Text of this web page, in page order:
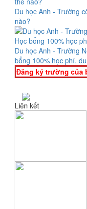
Du học Anh - Trường
nào?
Du học Anh - Trường
bổng 100% học phí,
Đăng ký trường của
Liên kết